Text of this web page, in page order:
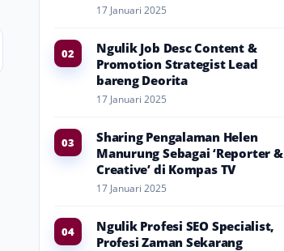
17 Januari 2025
02
Ngulik Job Desc Content &
Promotion Strategist Lead
bareng Deorita
17 Januari 2025
03
Sharing Pengalaman Helen
Manurung Sebagai ‘Reporter &
Creative’ di Kompas TV
17 Januari 2025
04
Ngulik Profesi SEO Specialist,
Profesi Zaman Sekarang